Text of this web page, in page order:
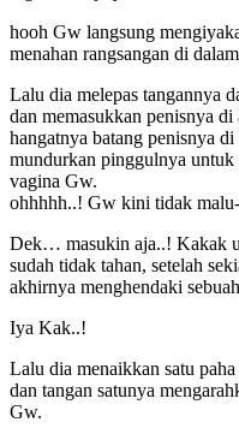
hooh Gw langsung
menahan rangsangan di
Lalu dia melepas tangannya
dan memasukkan penisnya di
hangatnya batang penisnya
mundurkan pinggulnya untuk
vagina Gw.
ohhhhh..! Gw kini tidak
Dek… masukin aja..! Kakak
sudah tidak tahan, setelah
akhirnya menghendaki
Iya Kak..!
Lalu dia menaikkan satu
dan tangan satunya
Gw.